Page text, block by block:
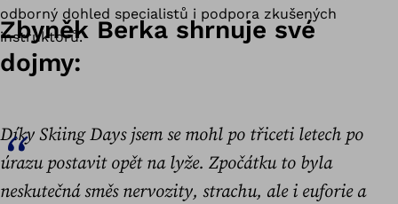
odborný dohled specialistů i podpora zkušených
instruktorů.
Zbyněk Berka shrnuje své
dojmy:
Díky Skiing Days jsem se mohl po třiceti letech po
úrazu postavit opět na lyže. Zpočátku to byla
neskutečná směs nervozity, strachu, ale i euforie a